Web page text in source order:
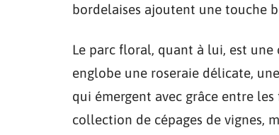
bordelaises ajoutent une touche
Le parc floral, quant à lui, est une
englobe une roseraie délicate,
qui émergent avec grâce entre
collection de cépages de vignes,